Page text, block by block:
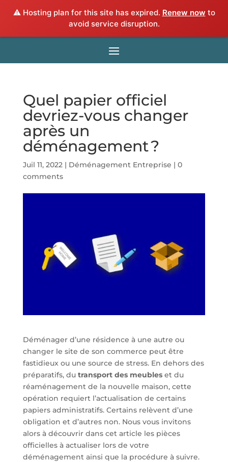
⚠️ Hosting plan for this site has expired. Renew now to
avoid service disruption.
Quel papier officiel
devriez-vous changer
après un
déménagement ?
Juil 11, 2022| Déménagement Entreprise | 0
comments
Déménager d’une résidence à une autre ou
changer le site de son commerce peut être
fastidieux ou une source de stress. En dehors des
préparatifs, du transport des meubleset du
réaménagement de la nouvelle maison, cette
opération requiert l’actualisation de certains
papiers administratifs. Certains relèvent d’une
obligation et d’autres non. Nous vous invitons
alors à découvrir dans cet article les pièces
officielles à actualiser lors de votre
déménagement ainsi que la procédure à suivre.